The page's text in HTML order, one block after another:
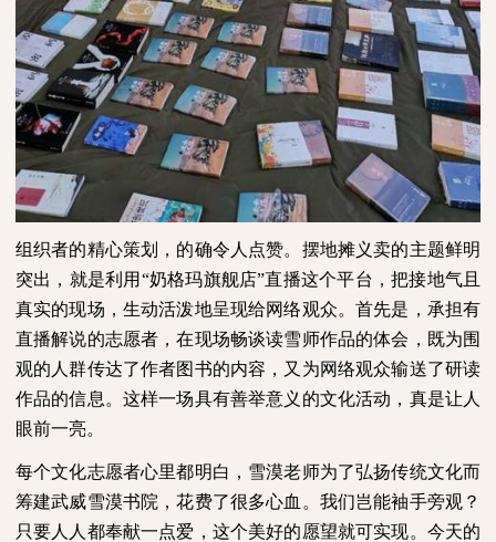
组织者的精心策划，的确令人点赞。摆地摊义卖的主题鲜明
突出，就是利用“奶格玛旗舰店”直播这个平台，把接地气且
真实的现场，生动活泼地呈现给网络观众。首先是，承担有
直播解说的志愿者，在现场畅谈读雪师作品的体会，既为围
观的人群传达了作者图书的内容，又为网络观众输送了研读
作品的信息。这样一场具有善举意义的文化活动，真是让人
眼前一亮。
每个文化志愿者心里都明白，雪漠老师为了弘扬传统文化而
筹建武威雪漠书院，花费了很多心血。我们岂能袖手旁观？
只要人人都奉献一点爱，这个美好的愿望就可实现。今天的